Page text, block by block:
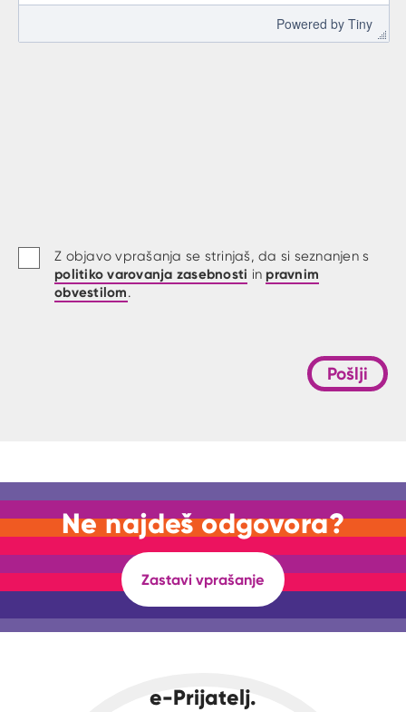
Powered by Tiny
Z objavo vprašanja se strinjaš, da si seznanjen s
politiko varovanja zasebnosti in pravnim
obvestilom.
Pošlji
Ne najdeš odgovora?
Zastavi vprašanje
e-Prijatelj.